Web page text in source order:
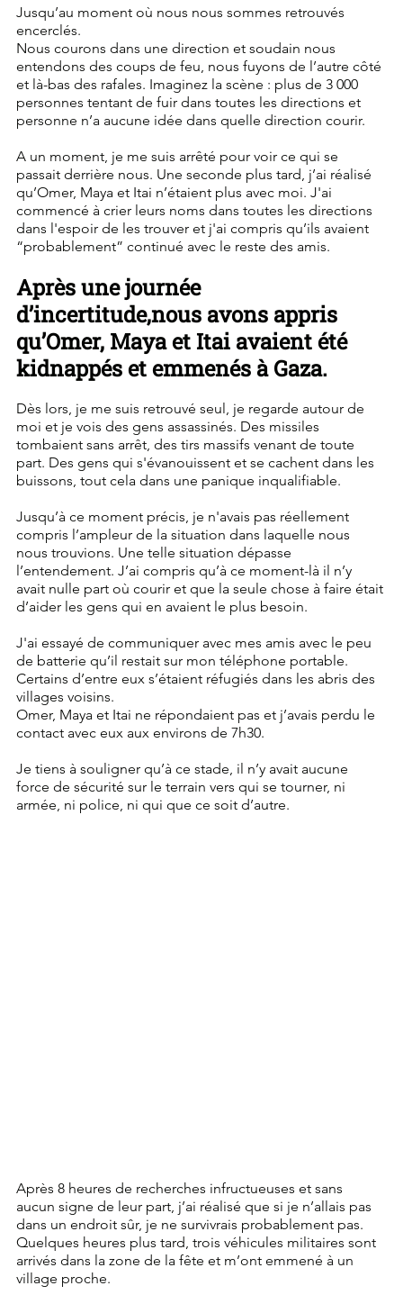
Jusqu’au moment où nous nous sommes retrouvés
encerclés.
Nous courons dans une direction et soudain nous
entendons des coups de feu, nous fuyons de l’autre côté
et là-bas des rafales. Imaginez la scène : plus de 3 000
personnes tentant de fuir dans toutes les directions et
personne n’a aucune idée dans quelle direction courir.
A un moment, je me suis arrêté pour voir ce qui se
passait derrière nous. Une seconde plus tard, j’ai réalisé
qu’Omer, Maya et Itai n’étaient plus avec moi. J'ai
commencé à crier leurs noms dans toutes les directions
dans l'espoir de les trouver et j'ai compris qu’ils avaient
“probablement” continué avec le reste des amis.
Après une journée
d’incertitude,nous avons appris
qu’Omer, Maya et Itai avaient été
kidnappés et emmenés à Gaza.
Dès lors, je me suis retrouvé seul, je regarde autour de
moi et je vois des gens assassinés. Des missiles
tombaient sans arrêt, des tirs massifs venant de toute
part. Des gens qui s'évanouissent et se cachent dans les
buissons, tout cela dans une panique inqualifiable.
Jusqu’à ce moment précis, je n'avais pas réellement
compris l’ampleur de la situation dans laquelle nous
nous trouvions. Une telle situation dépasse
l’entendement. J’ai compris qu’à ce moment-là il n’y
avait nulle part où courir et que la seule chose à faire était
d’aider les gens qui en avaient le plus besoin.
J'ai essayé de communiquer avec mes amis avec le peu
de batterie qu’il restait sur mon téléphone portable.
Certains d’entre eux s’étaient réfugiés dans les abris des
villages voisins.
Omer, Maya et Itai ne répondaient pas et j’avais perdu le
contact avec eux aux environs de 7h30.
Je tiens à souligner qu’à ce stade, il n’y avait aucune
force de sécurité sur le terrain vers qui se tourner, ni
armée, ni police, ni qui que ce soit d’autre.
Après 8 heures de recherches infructueuses et sans
aucun signe de leur part, j’ai réalisé que si je n’allais pas
dans un endroit sûr, je ne survivrais probablement pas.
Quelques heures plus tard, trois véhicules militaires sont
arrivés dans la zone de la fête et m’ont emmené à un
village proche.